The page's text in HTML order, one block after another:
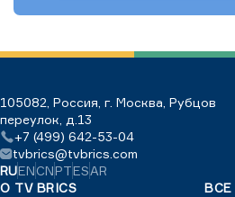
105082, Россия, г. Москва, Рубцов
переулок, д.13
+7 (499) 642-53-04
tvbrics@tvbrics.com
RUENCNPTESAR
О TV BRICS
ВСЕ